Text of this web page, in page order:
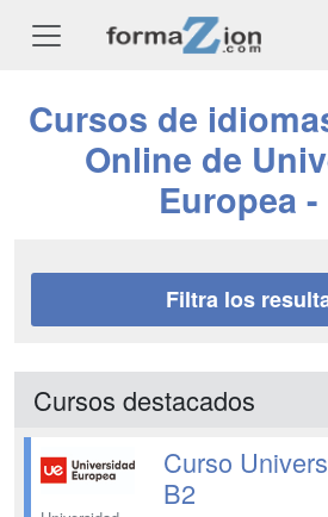
Cursos de
Online de
Europea -
Filtra los
Cursos destacados
Curso
B2